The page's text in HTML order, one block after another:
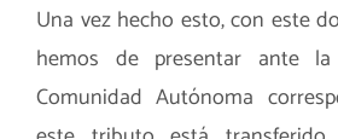
Una vez hecho esto, con este
hemos de presentar ante
Comunidad Autónoma